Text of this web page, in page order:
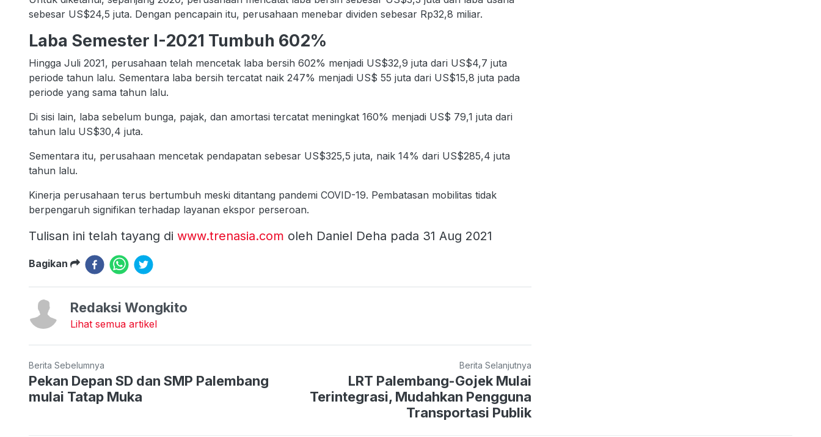
sebesar US$24,5 juta. Dengan pencapain itu, perusahaan menebar dividen sebesar Rp32,8 miliar.
Laba Semester I-2021 Tumbuh 602%
Hingga Juli 2021, perusahaan telah mencetak laba bersih 602% menjadi US$32,9 juta dari US$4,7 juta
periode tahun lalu. Sementara laba bersih tercatat naik 247% menjadi US$ 55 juta dari US$15,8 juta pada
periode yang sama tahun lalu.
Di sisi lain, laba sebelum bunga, pajak, dan amortasi tercatat meningkat 160% menjadi US$ 79,1 juta dari
tahun lalu US$30,4 juta.
Sementara itu, perusahaan mencetak pendapatan sebesar US$325,5 juta, naik 14% dari US$285,4 juta
tahun lalu.
Kinerja perusahaan terus bertumbuh meski ditantang pandemi COVID-19. Pembatasan mobilitas tidak
berpengaruh signifikan terhadap layanan ekspor perseroan.
Tulisan ini telah tayang di www.trenasia.com oleh Daniel Deha pada 31 Aug 2021
Bagikan
Redaksi Wongkito
Lihat semua artikel
Berita Sebelumnya
Pekan Depan SD dan SMP Palembang
mulai Tatap Muka
Berita Selanjutnya
LRT Palembang-Gojek Mulai
Terintegrasi, Mudahkan Pengguna
Transportasi Publik